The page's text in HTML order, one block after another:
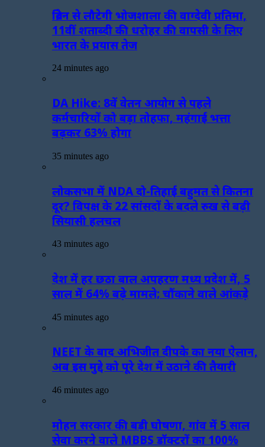
ब्रिटेन से लौटेगी भोजशाला की वाग्देवी प्रतिमा,
11वीं शताब्दी की धरोहर की वापसी के लिए
भारत के प्रयास तेज
24 minutes ago
DA Hike: 8वें वेतन आयोग से पहले
कर्मचारियों को बड़ा तोहफा, महंगाई भत्ता
बढ़कर 63% होगा
35 minutes ago
लोकसभा में NDA दो-तिहाई बहुमत से कितना
दूर? विपक्ष के 22 सांसदों के बदले रुख से बढ़ी
सियासी हलचल
43 minutes ago
देश में हर छठा बाल अपहरण मध्य प्रदेश में, 5
साल में 64% बढ़े मामले; चौंकाने वाले आंकड़े
45 minutes ago
NEET के बाद अभिजीत दीपके का नया ऐलान,
अब इस मुद्दे को पूरे देश में उठाने की तैयारी
46 minutes ago
मोहन सरकार की बड़ी घोषणा, गांव में 5 साल
सेवा करने वाले MBBS डॉक्टरों का 100%